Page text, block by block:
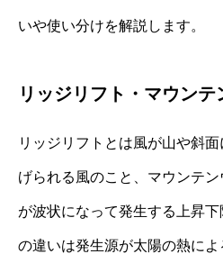
いや使い分けを解説します。
リッジリフト・マウン
リッジリフトとは風が山や斜
げられる風のこと、マウンテ
が波状になって発生する上昇
の違いは発生源が太陽の熱に